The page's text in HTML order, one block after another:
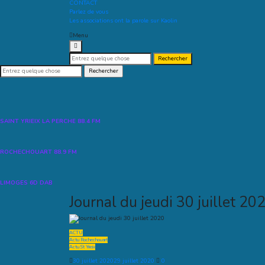
CONTACT
Parlez de vous
Les associations ont la parole sur Kaolin
Menu
Recherche
pour :
Recherche
pour :
SAINT YRIEIX LA PERCHE 88.4 FM
ROCHECHOUART 88.9 FM
LIMOGES 6D DAB
Journal du jeudi 30 juillet
ACTU
Actu Rochechouart
Actu St Yrieix
30 juillet 202029 juillet 2020 0